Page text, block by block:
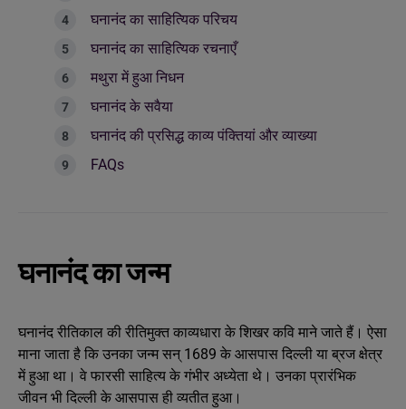
घनानंद का साहित्यिक परिचय
घनानंद का साहित्यिक रचनाएँ
मथुरा में हुआ निधन
घनानंद के सवैया
घनानंद की प्रसिद्ध काव्य पंक्तियां और व्याख्या
FAQs
घनानंद का जन्म
घनानंद रीतिकाल की रीतिमुक्त काव्यधारा के शिखर कवि माने जाते हैं। ऐसा
माना जाता है कि उनका जन्म सन् 1689 के आसपास दिल्ली या ब्रज क्षेत्र
में हुआ था। वे फारसी साहित्य के गंभीर अध्येता थे। उनका प्रारंभिक
जीवन भी दिल्ली के आसपास ही व्यतीत हुआ।